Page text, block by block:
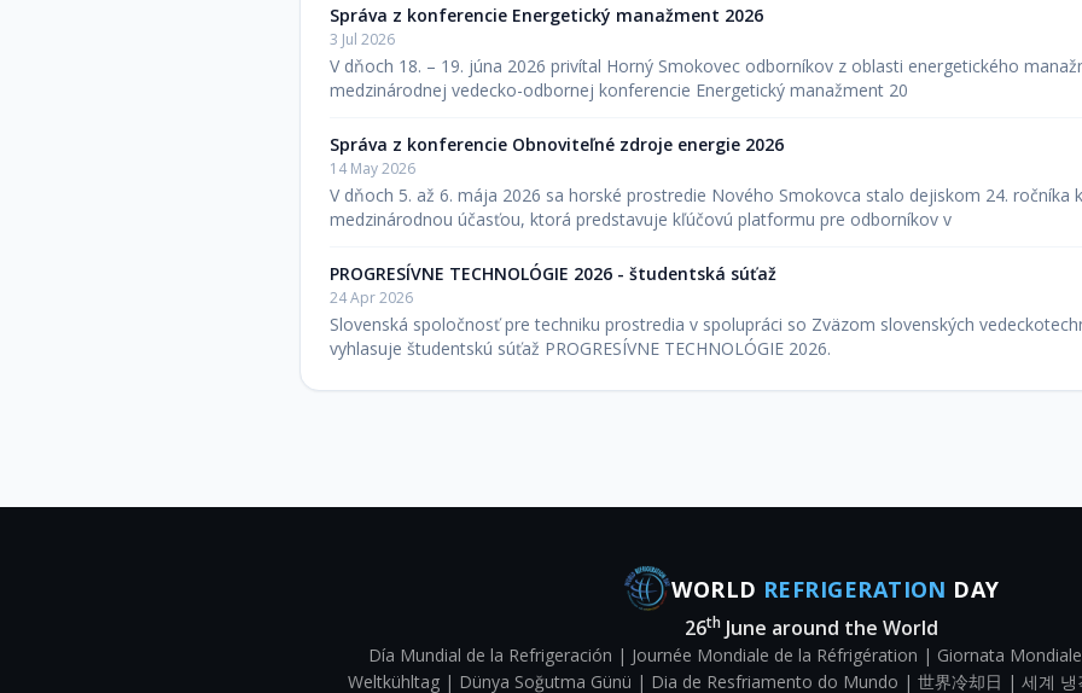
Správa z konferencie Energetický manažment 2026
3 Jul 2026
V dňoch 18. – 19. júna 2026 privítal Horný Smokovec odborníkov z oblasti energetického
medzinárodnej vedecko-odbornej konferencie Energetický manažment 20
Správa z konferencie Obnoviteľné zdroje energie 2026
14 May 2026
V dňoch 5. až 6. mája 2026 sa horské prostredie Nového Smokovca stalo dejiskom 24. ročníka
medzinárodnou účasťou, ktorá predstavuje kľúčovú platformu pre odborníkov v
PROGRESÍVNE TECHNOLÓGIE 2026 - študentská súťaž
24 Apr 2026
Slovenská spoločnosť pre techniku prostredia v spolupráci so Zväzom slovenských
vyhlasuje študentskú súťaž PROGRESÍVNE TECHNOLÓGIE 2026.
WORLD REFRIGERATION DAY
26th June around the World
Día Mundial de la Refrigeración | Journée Mondiale de la Réfrigération | Giornata
Weltkühltag | Dünya Soğutma Günü | Dia de Resfriamento do Mundo | 世界冷却日 | 세계